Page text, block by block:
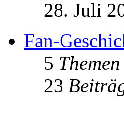
28. Juli
Fan-
5 Themen
23